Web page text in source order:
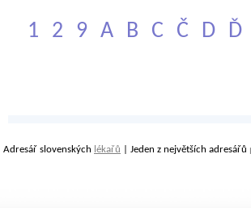
1 2 9 A B C Č D Ď
Adresář slovenských lékařů | Jeden z největších adresářů